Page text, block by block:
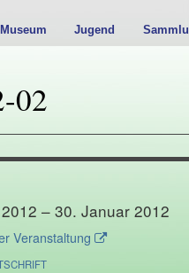
Museum Jugend
02
– 30. Januar 2012
Veranstaltung